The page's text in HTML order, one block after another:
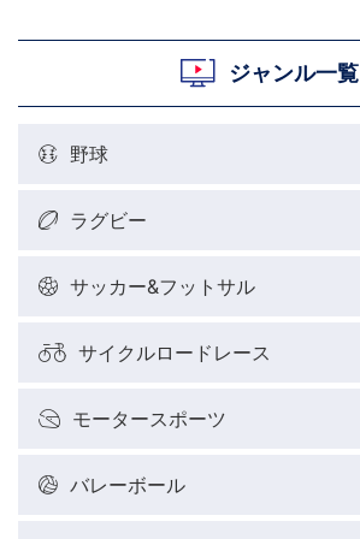
ジャンル一覧
野球
ラグビー
サッカー&フットサル
サイクルロードレース
モータースポーツ
バレーボール